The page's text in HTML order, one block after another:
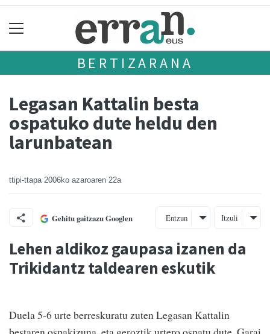
BERTIZARANA
Legasan Kattalin besta
ospatuko dute heldu den
larunbatean
ttipi-ttapa 2006ko azaroaren 22a
Gehitu gaitzazu Googlen Entzun Itzuli
Lehen aldikoz gaupasa izanen da
Trikidantz taldearen eskutik
Duela 5-6 urte berreskuratu zuten Legasan Kattalin